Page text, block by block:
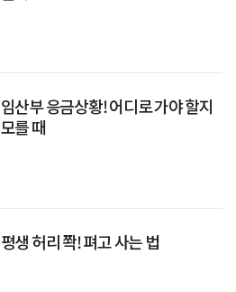
임산부 응금상황! 어디로 가야 할지
모를 때
평생 허리 쫙! 펴고 사는 법